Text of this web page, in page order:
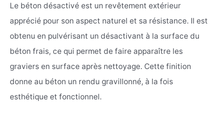
Le béton désactivé est un revêtement extérieur
apprécié pour son aspect naturel et sa résistance. Il est
obtenu en pulvérisant un désactivant à la surface du
béton frais, ce qui permet de faire apparaître les
graviers en surface après nettoyage. Cette finition
donne au béton un rendu gravillonné, à la fois
esthétique et fonctionnel.